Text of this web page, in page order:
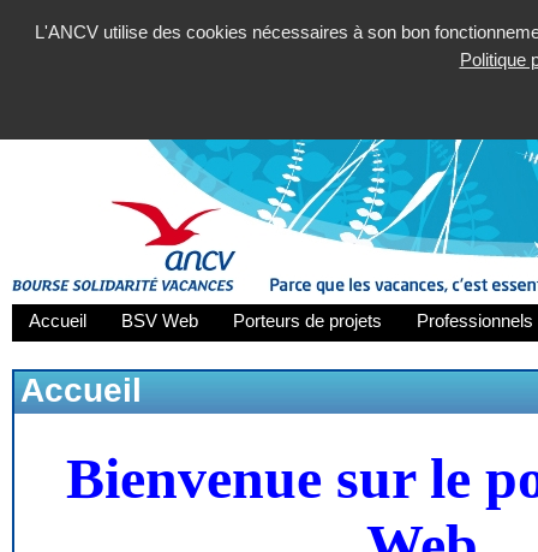
L'ANCV utilise des cookies nécessaires à son bon
Politique
Accueil BSV Web Porteurs de projets
Accueil
Bienvenue sur le